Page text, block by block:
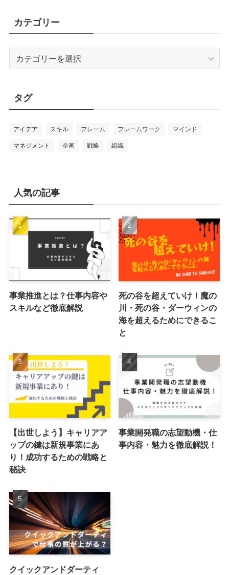
カテゴリー
ー
タグ
アイデア スキル フレーム フレームワーク マインド
マネジメント 企画 戦略 組織
人気の記事
事業推進とは？仕事内容や
スキルなど徹底解説
死の谷を超えていけ！魔の
川・死の谷・ダーウィンの
海を超えるためにできるこ
と
【出世しよう】キャリアア
ップの鍵は新規事業にあ
り！成功するための戦略と
秘訣
事業開発職の志望動機・仕
事内容・魅力を徹底解説！
クイックアンドダーティ